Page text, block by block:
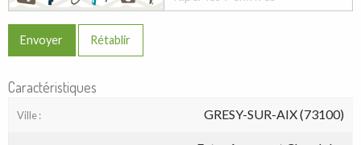
Envoyer Rétablir
Caractéristiques
Ville : GRESY-SUR-AIX (73100)